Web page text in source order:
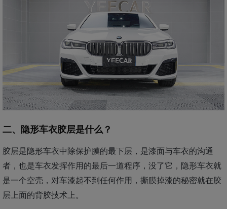
二、隐形车衣胶层是什么？
胶层是隐形车衣中除保护膜的最下层，是漆面与车衣的沟通
者，也是车衣发挥作用的最后一道程序，没了它，隐形车衣就
是一个空壳，对车漆起不到任何作用，撕膜掉漆的秘密就在胶
层上面的背胶技术上。